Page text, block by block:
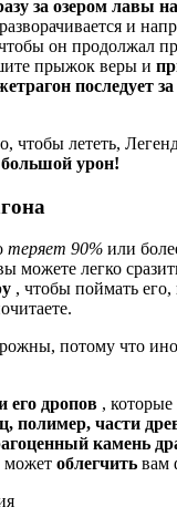
за озером лавы
и
он продолжал
прыжок веры и
последует
чтобы лететь,
урон!
теряет 90% или
можете легко
, чтобы поймать его,
потому что
его дропов ,
полимер, части
камень
может облегчить вам